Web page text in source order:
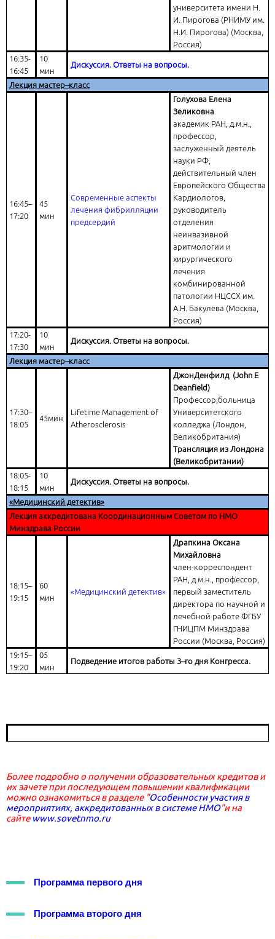
университета имени Н.
И. Пирогова (РНИМУ им.
Н.И. Пирогова) (Москва,
Россия)
16:35-
16:45
10
мин
Дискуссия. Ответы на вопросы.
Лекция мастер–класс
16:45–
17:20
45
мин
Современные аспекты
лечения фибрилляции
предсердий
Голухова Елена
Зеликовна
академик РАН, д.м.н.,
профессор,
заслуженный деятель
науки РФ,
действительный член
Европейского Общества
Кардиологов,
руководитель
отделения
неинвазивной
аритмологии и
хирургического
лечения
комбинированной
патологии НЦССХ им.
А.Н. Бакулева (Москва,
Россия)
17:20-
17:30
10
мин
Дискуссия. Ответы на вопросы.
Лекция мастер–класс
17:30–
18:05
45мин
Lifetime Management of
Atherosclerosis
ДжонДенфилд(John E
Deanfield)
Профессор,больница
Университетского
колледжа (Лондон,
Великобритания)
Трансляция из Лондона
(Великобритании)
18:05-
18:15
10
мин
Дискуссия. Ответы на вопросы.
«Медицинский детектив»
Лекция аккредитована Координационным Советом по НМО
Минздрава России
18:15–
19:15
60
мин
«Медицинский детектив»
Драпкина Оксана
Михайловна
член-корреспондент
РАН, д.м.н., профессор,
первый заместитель
директора по научной и
лечебной работе ФГБУ
ГНИЦПМ Минздрава
России (Москва, Россия)
19:15–
19:20
05
мин
Подведение итогов работы 3–го дня Конгресса.
Более подробно о получении образовательных кредитов и
их зачете при последующем повышении квалификации
можно ознакомиться в разделе "Особенности участия в
мероприятиях, аккредитованных в системе НМО"и на
сайте www.sovetnmo.ru
Программа первого дня
Программа второго дня